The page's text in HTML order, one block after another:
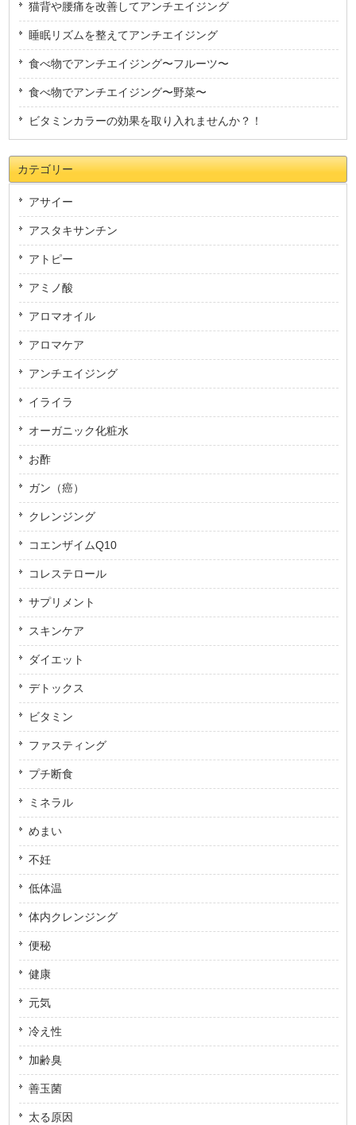
猫背や腰痛を改善してアンチエイジング
睡眠リズムを整えてアンチエイジング
食べ物でアンチエイジング〜フルーツ〜
食べ物でアンチエイジング〜野菜〜
ビタミンカラーの効果を取り入れませんか？！
カテゴリー
アサイー
アスタキサンチン
アトピー
アミノ酸
アロマオイル
アロマケア
アンチエイジング
イライラ
オーガニック化粧水
お酢
ガン（癌）
クレンジング
コエンザイムQ10
コレステロール
サプリメント
スキンケア
ダイエット
デトックス
ビタミン
ファスティング
プチ断食
ミネラル
めまい
不妊
低体温
体内クレンジング
便秘
健康
元気
冷え性
加齢臭
善玉菌
太る原因